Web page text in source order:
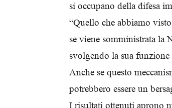
si occupano della difesa
“Quello che abbiamo
se viene somministrata la
svolgendo la sua
Anche se questo
potrebbero essere un
I risultati ottenuti aprono